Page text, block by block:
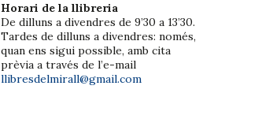
Horari de la llibreria
De dilluns a divendres de 9’30 a 13’30.
Tardes de dilluns a divendres: només,
quan ens sigui possible, amb cita
prèvia a través de l’e-mail
llibresdelmirall@gmail.com